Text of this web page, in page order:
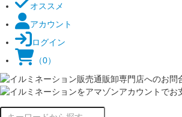
オススメ
アカウント
ログイン
（0）